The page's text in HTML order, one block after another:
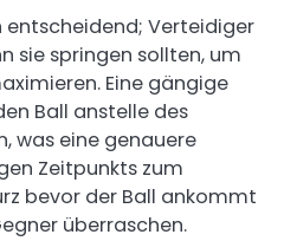
entscheidend; Verteidiger
sie springen sollten, um
Eine gängige
Ball anstelle des
was eine genauere
Zeitpunkts zum
bevor der Ball ankommt
überraschen.